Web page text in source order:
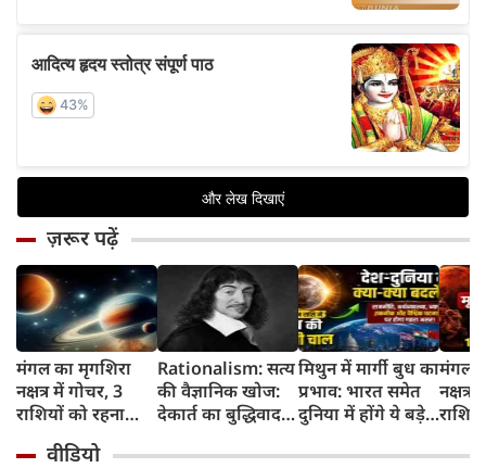
ज़रूर पढ़ें
मंगल का मृगशिरा
नक्षत्र में गोचर, 3
राशियों को रहना
सावधान
Rationalism: सत्य
की वैज्ञानिक खोज:
देकार्त का बुद्धिवाद
का जन्म
मिथुन में मार्गी बुध का
प्रभाव: भारत समेत
दुनिया में होंगे ये बड़े
मंगल
नक्षत्र
किसे
वीडियो